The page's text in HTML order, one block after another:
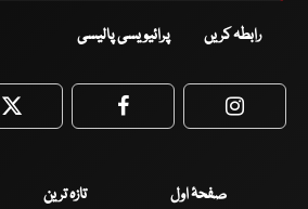
رابطہ کریں پرائیویسی پالیسی
Twitter Facebook
صفحۂ اول تازہ ترین